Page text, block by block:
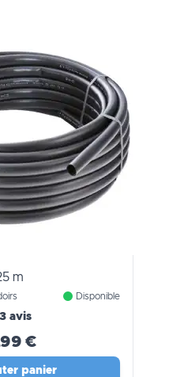
m
Disponible
3 avis
€
panier